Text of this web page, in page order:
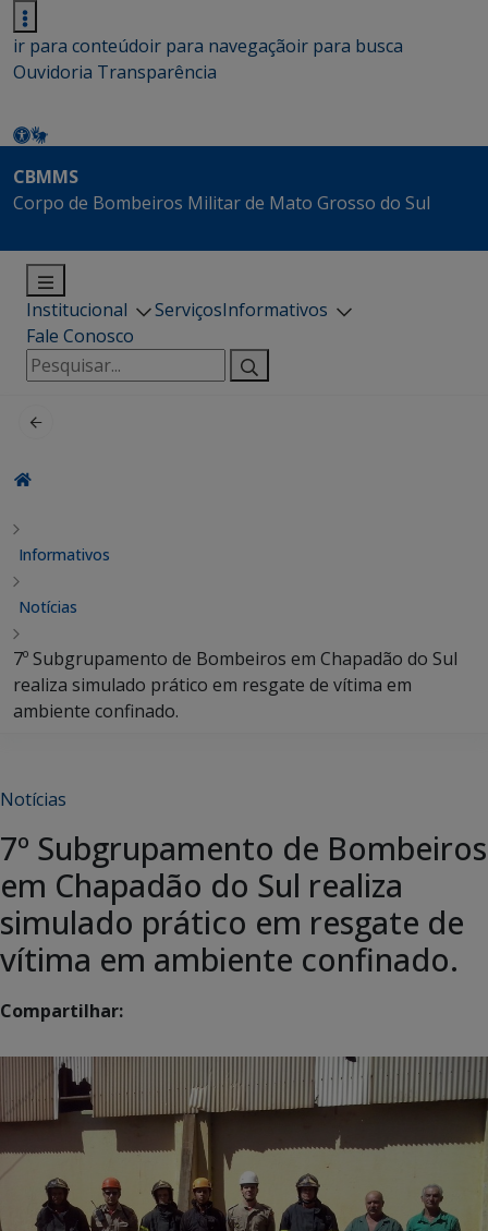
ir para conteúdoir para navegaçãoir para busca
Ouvidoria Transparência
CBMMS
Corpo de Bombeiros Militar de Mato Grosso do Sul
Institucional ServiçosInformativos
Fale Conosco
Pesquisar
por:
Informativos
Notícias
7º Subgrupamento de Bombeiros em Chapadão do Sul
realiza simulado prático em resgate de vítima em
ambiente confinado.
Notícias
7º Subgrupamento de Bombeiros
em Chapadão do Sul realiza
simulado prático em resgate de
vítima em ambiente confinado.
Compartilhar: